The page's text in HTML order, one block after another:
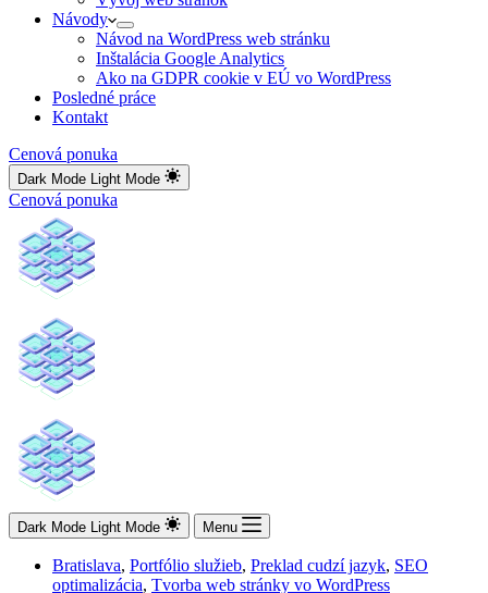
Návody
Návod na WordPress web stránku
Inštalácia Google Analytics
Ako na GDPR cookie v EÚ vo WordPress
Posledné práce
Kontakt
Cenová ponuka
Dark Mode Light Mode
Cenová ponuka
Dark Mode Light Mode Menu
Bratislava, Portfólio služieb, Preklad cudzí jazyk, SEO
optimalizácia, Tvorba web stránky vo WordPress